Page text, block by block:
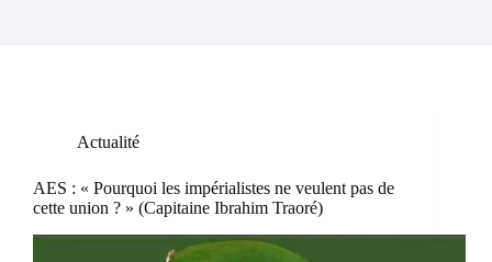
Actualité
AES : « Pourquoi les impérialistes ne veulent pas de
cette union ? » (Capitaine Ibrahim Traoré)